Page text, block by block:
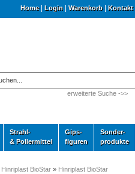
Home| Login Warenkorb| Kontakt|
erweiterte Suche ->>
Strahl-
& Poliermittel
Gips-
figuren
Sonder-
produkte
Hinriplast BioStar » Hinriplast BioStar